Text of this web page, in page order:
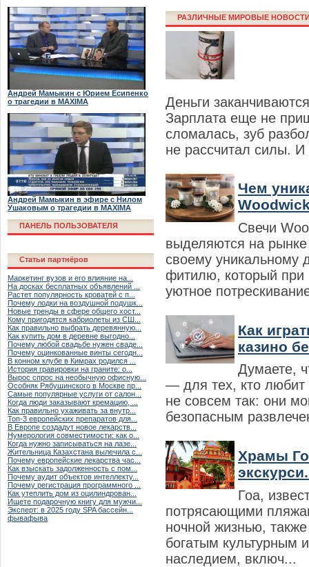
Андрей Мамыкин с Юрием Есипенко
о трагедии в MAXIMA
Андрей Мамыкин в эфире с Нилом
Ушаковым о трагедии в MAXIMA
ПАНЕЛЬ ПОЛЬЗОВАТЕЛЯ
Статьи партнёров
Маркетинг вузов и его влияние на...
На досках бесплатных объявлений ...
Растет популярность кроватей с п...
Почему лодки на воздушной подушк...
Новые тренды в сфере общего хост...
Кому пригодятся кабриолеты из СШ...
Как правильно выбрать деревянную...
Как купить дом в деревне выгодно...
Почему любой свадьбе нужен сваде...
Почему оцинкованные винты сегодн...
В конном клубе в Кимрах родился ...
История гравировки на граните: о...
Вырос спрос на необычную офисную...
Особняк Рябушинского в Москве пр...
Самые популярные услуги от салон...
Когда люди заказывают кремацию, ...
Как правильно ухаживать за внутр...
Топ-3 европейских препаратов для...
В Европе создадут новое лекарств...
Нумерология совместимости: как о...
Когда нужно записываться на лазе...
Жительница Казахстана вылечила с...
Почему европейские лекарства час...
Как взыскать задолженность с пом...
Почему аудит объектов интеллекту...
Почему регистрация программного ...
Как утеплить дом из оцилиндрован...
Ищете подарочную книгу для мужчи...
Эксперт: в 2025 году SPA бассейн...
фывафыва
РАЗЛИЧНЫЕ МИРОВЫЕ
Деньги
Зарплата еще не
сломалась, зуб
не рассчитал силы. И
Чем
Свечи
выделяются на рынке
своему уникальному
фитилю, который при
уютное
Как
казино
Думаете,
— для тех, кто любит
не совсем так: они
безопасным
Храмы
Гоа,
потрясающими
ночной жизнью,
богатым культурным
наследием, включ...